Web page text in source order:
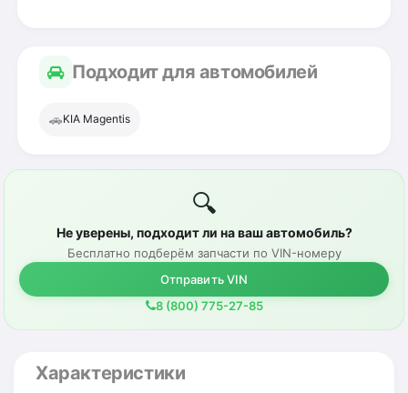
Подходит для автомобилей
🚗KIA Magentis
🔍
Не уверены, подходит ли на ваш автомобиль?
Бесплатно подберём запчасти по VIN-номеру
Отправить VIN
8 (800) 775-27-85
Характеристики